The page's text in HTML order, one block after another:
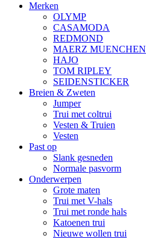
Merken
OLYMP
CASAMODA
REDMOND
MAERZ MUENCHEN
HAJO
TOM RIPLEY
SEIDENSTICKER
Breien & Zweten
Jumper
Trui met coltrui
Vesten & Truien
Vesten
Past op
Slank gesneden
Normale pasvorm
Onderwerpen
Grote maten
Trui met V-hals
Trui met ronde hals
Katoenen trui
Nieuwe wollen trui